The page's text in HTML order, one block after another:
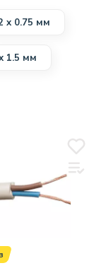
х 0.75 мм
1.5 мм